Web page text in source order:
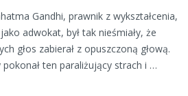
Gandhi, prawnik z wykształcenia,
adwokat, był tak nieśmiały, że
głos zabierał z opuszczoną głową.
pokonał ten paraliżujący strach i …